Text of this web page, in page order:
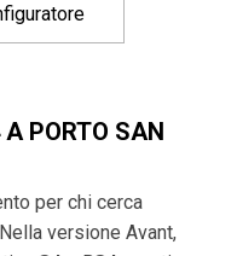
PORTO SAN
per chi cerca
versione Avant,